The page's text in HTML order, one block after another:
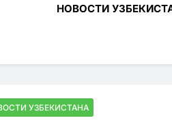
НОВОСТИ
УЗБЕКИСТАНА